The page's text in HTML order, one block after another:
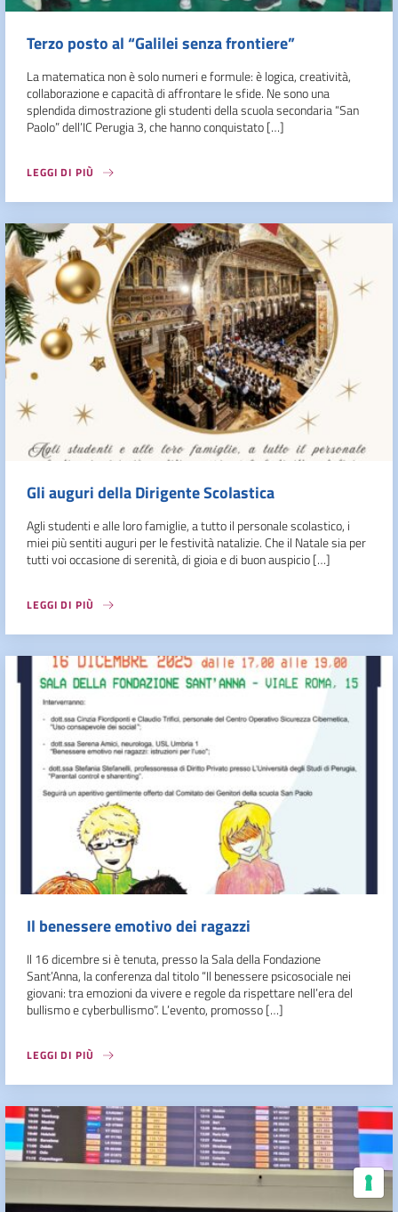
Terzo posto al “Galilei senza frontiere”
La matematica non è solo numeri e formule: è logica, creatività,
collaborazione e capacità di affrontare le sfide. Ne sono una
splendida dimostrazione gli studenti della scuola secondaria “San
Paolo” dell’IC Perugia 3, che hanno conquistato […]
LEGGI DI PIÙ
Gli auguri della Dirigente Scolastica
Agli studenti e alle loro famiglie, a tutto il personale scolastico, i
miei più sentiti auguri per le festività natalizie. Che il Natale sia per
tutti voi occasione di serenità, di gioia e di buon auspicio […]
LEGGI DI PIÙ
Il benessere emotivo dei ragazzi
Il 16 dicembre si è tenuta, presso la Sala della Fondazione
Sant’Anna, la conferenza dal titolo “Il benessere psicosociale nei
giovani: tra emozioni da vivere e regole da rispettare nell’era del
bullismo e cyberbullismo”. L’evento, promosso […]
LEGGI DI PIÙ
Le